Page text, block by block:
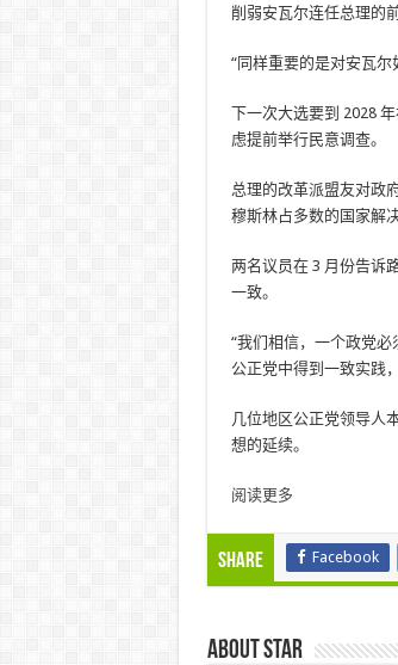
削弱安瓦尔连任总理的前
“同样重要的是对安瓦尔
下一次大选要到 2028
虑提前举行民意调查。
总理的改革派盟友对政
穆斯林占多数的国家解
两名议员在 3 月份告诉
一致。
“我们相信，一个政党
公正党中得到一致实践
几位地区公正党领导人
想的延续。
阅读更多
Share Facebook
About star